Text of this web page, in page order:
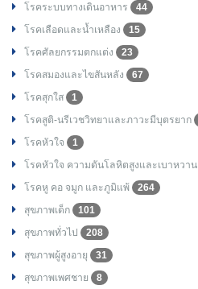
โรคระบบทางเดินอาหาร
44
โรคเลือดและน้ำเหลือง
15
โรคศัลยกรรมตกแต่ง
23
โรคสมองและไขสันหลัง
67
โรคสุกใส
1
โรคสูติ-นรีเวชวิทยาและภาวะมีบุตรยาก
โรคหัวใจ
1
โรคหัวใจ ความดันโลหิตสูงและเบาหวาน
โรคหู คอ จมูก และภูมิแพ้
264
สุขภาพเด็ก
101
สุขภาพทั่วไป
208
สุขภาพผู้สูงอายุ
31
สุขภาพเพศชาย
8